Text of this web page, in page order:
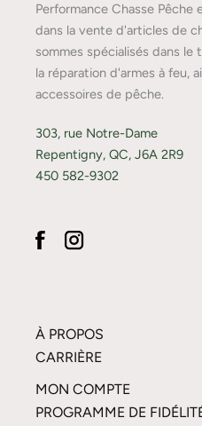
Performance Chasse
dans la vente d'articles de
sommes spécialisés dans le
la réparation d'armes à feu,
accessoires de pêche.
303, rue Notre-Dame
Repentigny, QC, J6A 2R9
450 582-9302
À PROPOS
CARRIÈRE
MON COMPTE
PROGRAMME DE